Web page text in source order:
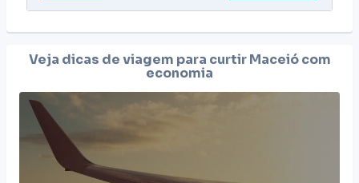
Veja dicas de viagem para curtirMaceiócom
economia